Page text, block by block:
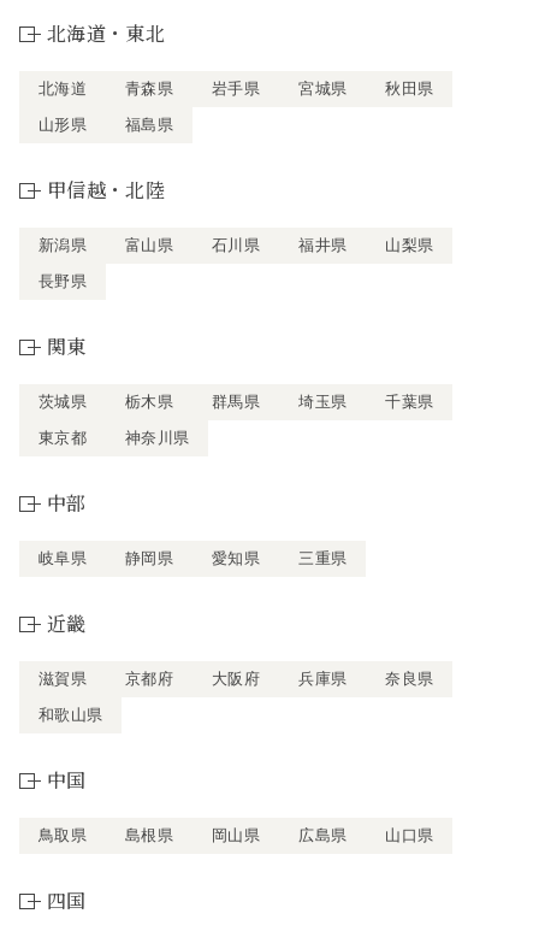
北海道・東北
北海道 青森県 岩手県 宮城県
秋田県
山形県
福島県
甲信越・北陸
新潟県 富山県 石川県 福井県
山梨県
長野県
関東
茨城県 栃木県 群馬県 埼玉県
千葉県
東京都
神奈川県
中部
岐阜県 静岡県 愛知県 三重県
近畿
滋賀県 京都府 大阪府 兵庫県
奈良県
和歌山県
中国
鳥取県 島根県 岡山県 広島県 山口県
四国